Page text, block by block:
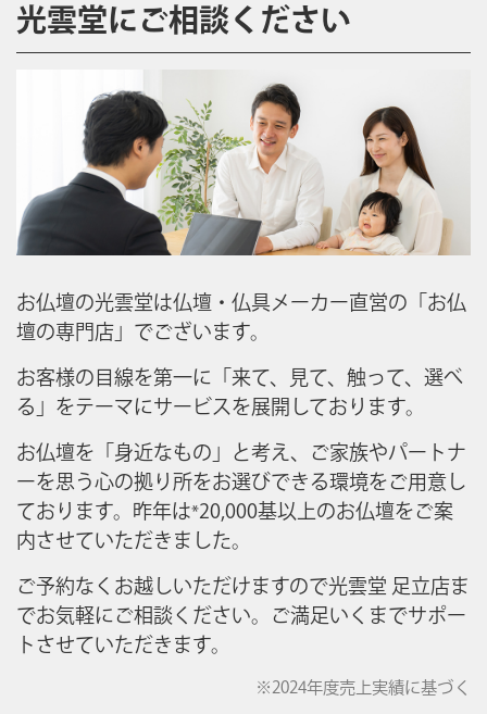
光雲堂にご相談ください
お仏壇の光雲堂は仏壇・仏具メーカー直営の「お仏
壇の専門店」でございます。
お客様の目線を第一に「来て、見て、触って、選べ
る」をテーマにサービスを展開しております。
お仏壇を「身近なもの」と考え、ご家族やパートナ
ーを思う心の拠り所をお選びできる環境をご用意し
ております。昨年は*20,000基以上のお仏壇をご案
内させていただきました。
ご予約なくお越しいただけますので光雲堂 足立店ま
でお気軽にご相談ください。ご満足いくまでサポー
トさせていただきます。
※2024年度売上実績に基づく